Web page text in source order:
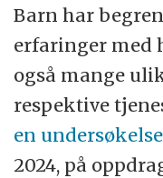
Barn har
erfaringer med
også mange
respektive
en
2024, på